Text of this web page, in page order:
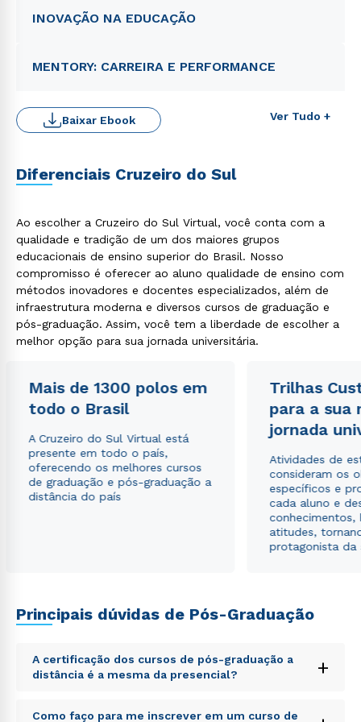
INOVAÇÃO NA EDUCAÇÃO
MENTORY: CARREIRA E PERFORMANCE
Ver Tudo +
Baixar Ebook
Diferenciais Cruzeiro do Sul
Ao escolher a Cruzeiro do Sul Virtual, você conta com a
qualidade e tradição de um dos maiores grupos
educacionais de ensino superior do Brasil. Nosso
compromisso é oferecer ao aluno qualidade de ensino com
métodos inovadores e docentes especializados, além de
infraestrutura moderna e diversos cursos de graduação e
pós-graduação. Assim, você tem a liberdade de escolher a
melhor opção para sua jornada universitária.
Mais de 1300 polos em
todo o Brasil
A Cruzeiro do Sul Virtual está
presente em todo o país,
oferecendo os melhores cursos
de graduação e pós-graduação a
distância do país
Trilhas
para a sua
jornada
Atividades de
consideram os
específicos e
cada aluno e
conhecimentos,
atitudes,
protagonista da
Principais dúvidas de Pós-Graduação
A certificação dos cursos de pós-graduação a
distância é a mesma da presencial?
+
Sed ut perspiciatis unde omnis iste natus error sit
Como faço para me inscrever em um curso de
Rápido e fácil
WhatsApp
ou
Estou de acordo com a Política de Privacidade.e
autorizo que meus dados sejam utilizados para o
envio de conteúdos da Cruzeiro do Sul.